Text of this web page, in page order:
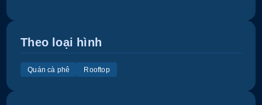
Theo loại hình
Quán cà phê Rooftop